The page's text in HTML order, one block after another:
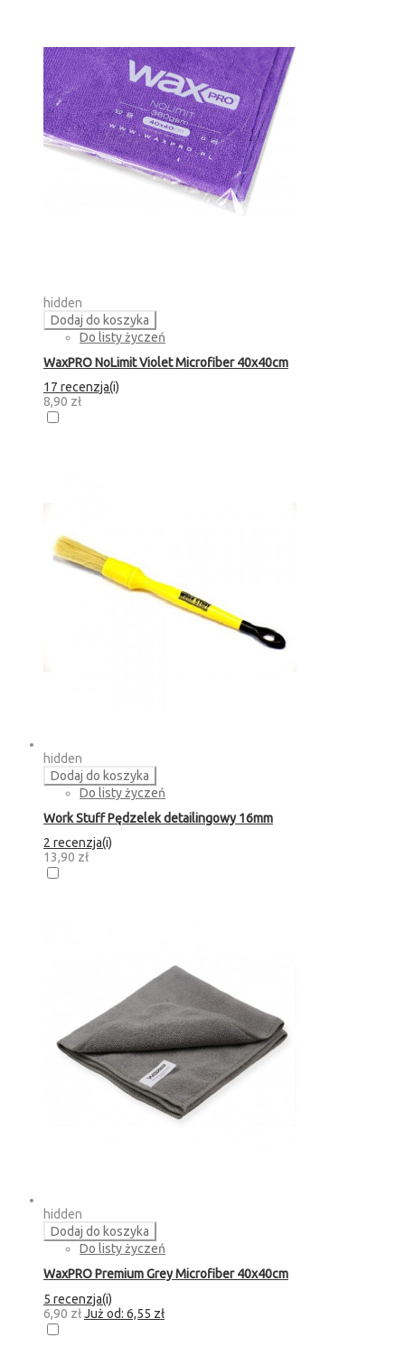
hidden
Dodaj do koszyka
Do listy życzeń
WaxPRO NoLimit Violet Microfiber 40x40cm
17 recenzja(i)
8,90 zł
hidden
Dodaj do koszyka
Do listy życzeń
Work Stuff Pędzelek detailingowy 16mm
2 recenzja(i)
13,90 zł
hidden
Dodaj do koszyka
Do listy życzeń
WaxPRO Premium Grey Microfiber 40x40cm
5 recenzja(i)
6,90 złJuż od: 6,55 zł